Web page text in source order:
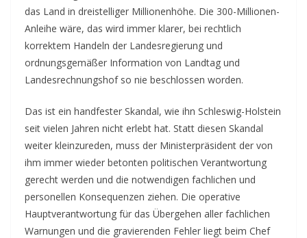
das Land in dreistelliger Millionenhöhe. Die 300-Millionen-
Anleihe wäre, das wird immer klarer, bei rechtlich
korrektem Handeln der Landesregierung und
ordnungsgemäßer Information von Landtag und
Landesrechnungshof so nie beschlossen worden.
Das ist ein handfester Skandal, wie ihn Schleswig-Holstein
seit vielen Jahren nicht erlebt hat. Statt diesen Skandal
weiter kleinzureden, muss der Ministerpräsident der von
ihm immer wieder betonten politischen Verantwortung
gerecht werden und die notwendigen fachlichen und
personellen Konsequenzen ziehen. Die operative
Hauptverantwortung für das Übergehen aller fachlichen
Warnungen und die gravierenden Fehler liegt beim Chef